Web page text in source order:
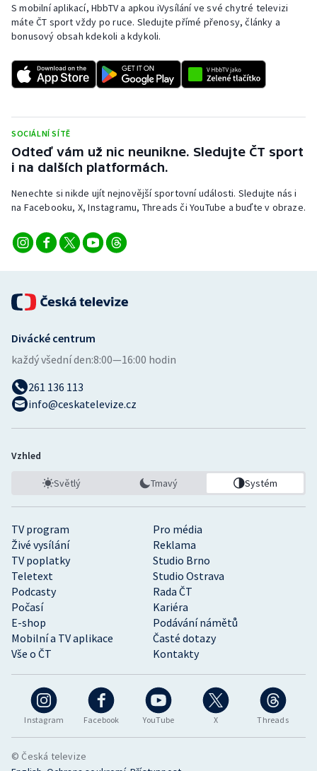
Rychlobruslení
Rychlostní kanoistika
Short track
Sportovní střelba
Stolní tenis
Veslování
Vodní slalom
S mobilní aplikací, HbbTV a apkou iVysílání ve své chytré televizi
máte ČT sport vždy po ruce. Sledujte přímé přenosy, články a
bonusový obsah kdekoli a kdykoli.
SOCIÁLNÍ SÍTĚ
Odteď vám už nic neunikne. Sledujte ČT sport
i na dalších platformách.
Nenechte si nikde ujít nejnovější sportovní události. Sledujte nás i
na Facebooku, X, Instagramu, Threads či YouTube a buďte v obraze.
Instagram Facebook YouTube X Threads
TV program
Pro média
Živé vysílání
Reklama
TV poplatky
Studio Brno
Teletext
Studio Ostrava
Podcasty
Rada ČT
Počasí
Kariéra
E-shop
Podávání námětů
Mobilní a TV aplikace
Časté dotazy
Vše o ČT
Kontakty
Divácké centrum
každý všední den:8:00—16:00 hodin
261 136 113
info@ceskatelevize.cz
Vzhled
Světlý Tmavý Systém
© Česká televize